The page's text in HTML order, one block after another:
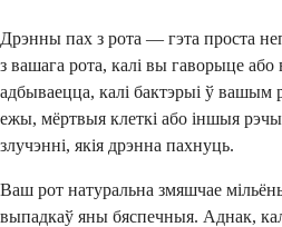
Дрэнны пах з рота — гэта проста
з вашага рота, калі вы гаворыце
адбываецца, калі бактэрыі ў вашым
ежы, мёртвыя клеткі або іншыя
злучэнні, якія дрэнна пахнуць.
Ваш рот натуральна змяшчае
выпадкаў яны бяспечныя. Аднак,